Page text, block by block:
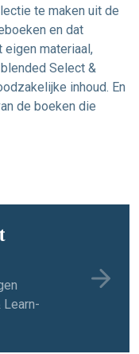
te maken uit de
en dat
eigen materiaal,
Select &
inhoud. En
de boeken die